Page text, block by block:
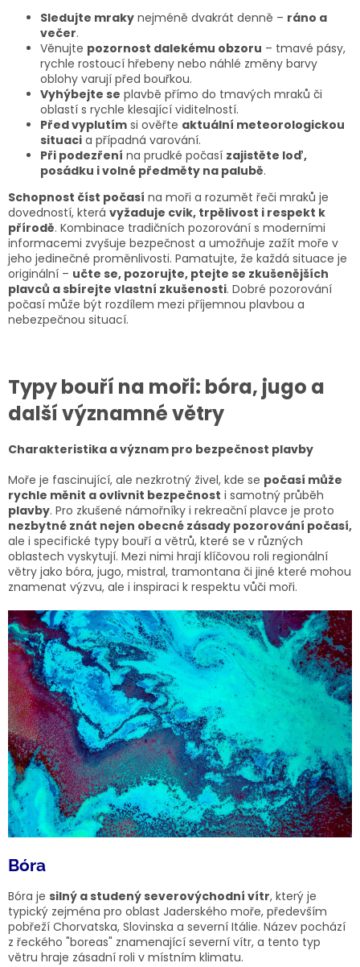
Sledujte mraky nejméně dvakrát denně – ráno a
večer.
Věnujte pozornost dalekému obzoru – tmavé pásy,
rychle rostoucí hřebeny nebo náhlé změny barvy
oblohy varují před bouřkou.
Vyhýbejte se plavbě přímo do tmavých mraků či
oblastí s rychle klesající viditelností.
Před vyplutím si ověřte aktuální meteorologickou
situaci a případná varování.
Při podezření na prudké počasí zajistěte loď,
posádku i volné předměty na palubě.
Schopnost číst počasí na moři a rozumět řeči mraků je
dovedností, která vyžaduje cvik, trpělivost i respekt k
přírodě. Kombinace tradičních pozorování s moderními
informacemi zvyšuje bezpečnost a umožňuje zažít moře v
jeho jedinečné proměnlivosti. Pamatujte, že každá situace je
originální – učte se, pozorujte, ptejte se zkušenějších
plavců a sbírejte vlastní zkušenosti. Dobré pozorování
počasí může být rozdílem mezi příjemnou plavbou a
nebezpečnou situací.
Typy bouří na moři: bóra, jugo a
další významné větry
Charakteristika a význam pro bezpečnost plavby
Moře je fascinující, ale nezkrotný živel, kde se počasí může
rychle měnit a ovlivnit bezpečnost i samotný průběh
plavby. Pro zkušené námořníky i rekreační plavce je proto
nezbytné znát nejen obecné zásady pozorování počasí,
ale i specifické typy bouří a větrů, které se v různých
oblastech vyskytují. Mezi nimi hrají klíčovou roli regionální
větry jako bóra, jugo, mistral, tramontana či jiné které mohou
znamenat výzvu, ale i inspiraci k respektu vůči moři.
Bóra
Bóra je silný a studený severovýchodní vítr, který je
typický zejména pro oblast Jaderského moře, především
pobřeží Chorvatska, Slovinska a severní Itálie. Název pochází
z řeckého "boreas" znamenající severní vítr, a tento typ
větru hraje zásadní roli v místním klimatu.